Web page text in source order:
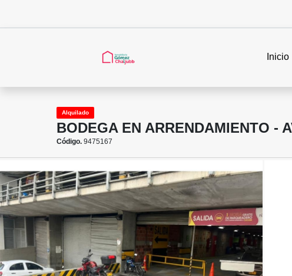
Inicio
Alquilado
BODEGA EN ARRENDAMIENTO -
Código. 9475167